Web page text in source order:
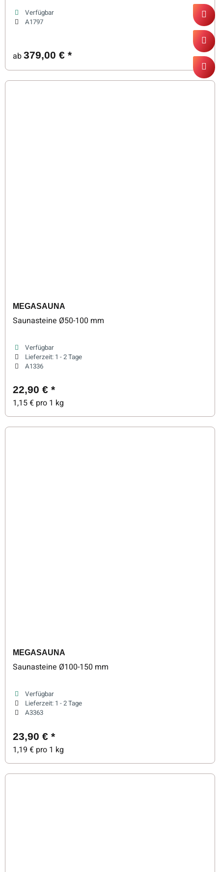
Verfügbar
A1797
ab379,00 € *
MEGASAUNA
Saunasteine Ø50-100 mm
Verfügbar
Lieferzeit: 1 - 2 Tage
A1336
22,90 € *
1,15 € pro 1 kg
MEGASAUNA
Saunasteine Ø100-150 mm
Verfügbar
Lieferzeit: 1 - 2 Tage
A3363
23,90 € *
1,19 € pro 1 kg